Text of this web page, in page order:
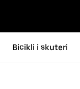
Bicikli i skuteri